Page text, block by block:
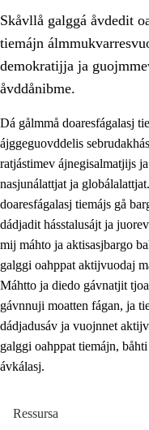
2. Prinsihpa
Sosiála
2.2 Máhtudahka
Vuodulasj
2.4 Oahppat oahppat
Doaresfágalasj tiemá
2.5
Skåvllå galggá åvdedit
tiemájn
demokratijja ja
åvddånibme.
Dá gålmmå doaresfágalasj
ájggeguovddelis
ratjástimev ájnegisalmatjijs
nasjunálattjat ja
doaresfágalasj tiemájs gå
dádjadit hásstalusájt ja
mij máhto ja aktisasjbargo
galggi oahppat aktijvuodaj
Máhtto ja diedo gávnatjit
gávnnuji moatten fágan, ja
dádjadusáv ja vuojnnet
galggi oahppat tiemájn,
ávkálasj.
Ressursa